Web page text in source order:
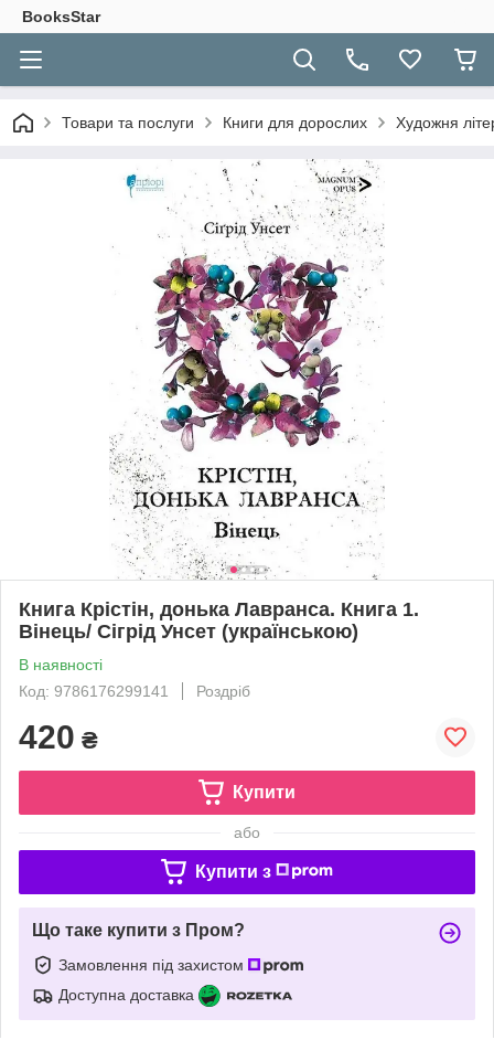
BooksStar
Товари та послуги Книги для дорослих Художня
Книга Крістін, донька Лавранса. Книга 1.
Вінець/ Сігрід Унсет (українською)
В наявності
Код: 9786176299141
Роздріб
420 ₴
Купити
або
Купити з
Що таке купити з Пром?
Замовлення під захистом
Доступна доставка